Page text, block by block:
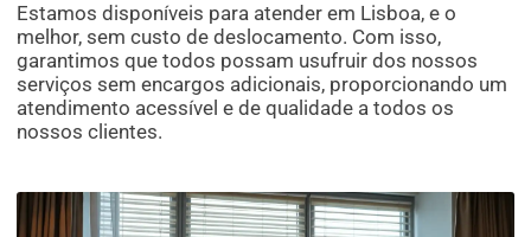
Estamos disponíveis para atender em Lisboa, e o
melhor, sem custo de deslocamento. Com isso,
garantimos que todos possam usufruir dos nossos
serviços sem encargos adicionais, proporcionando um
atendimento acessível e de qualidade a todos os
nossos clientes.